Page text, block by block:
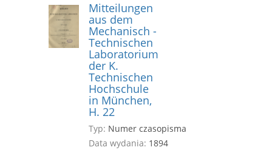
Mitteilungen
aus dem
Mechanisch -
Technischen
Laboratorium
der K.
Technischen
Hochschule
in München,
H. 22
Typ: Numer czasopisma
Data wydania: 1894